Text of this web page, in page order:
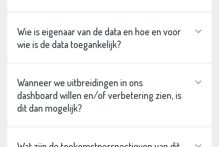
Wie is eigenaar van de data en hoe en voor
wie is de data toegankelijk?
Wanneer we uitbreidingen in ons
dashboard willen en/of verbetering zien, is
dit dan mogelijk?